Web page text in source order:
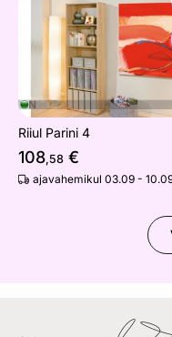
Riiul Parini 4
Otsi sarnaseid
Riiul Parini 4
108,58 €
ajavahemikul 03.09 -